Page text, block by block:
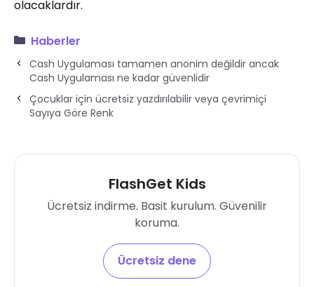
olacaklardır.
Haberler
Cash Uygulaması tamamen anonim değildir ancak
Cash Uygulaması ne kadar güvenlidir
Çocuklar için ücretsiz yazdırılabilir veya çevrimiçi
Sayıya Göre Renk
FlashGet Kids
Ücretsiz indirme. Basit kurulum. Güvenilir
koruma.
Ücretsiz dene